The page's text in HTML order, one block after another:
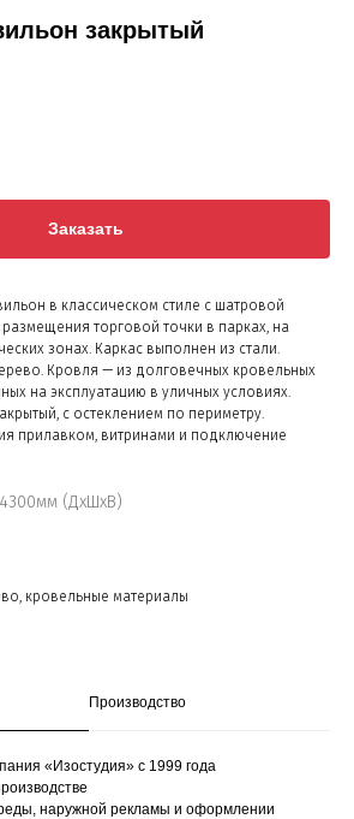
закрытый
Заказать
в классическом стиле с шатровой
торговой точки в парках, на
зонах. Каркас выполнен из стали.
Кровля — из долговечных кровельных
на эксплуатацию в уличных условиях.
с остеклением по периметру.
прилавком, витринами и подключение
(ДхШхВ)
кровельные материалы
Производство
«Изостудия» с 1999 года
наружной рекламы и оформлении